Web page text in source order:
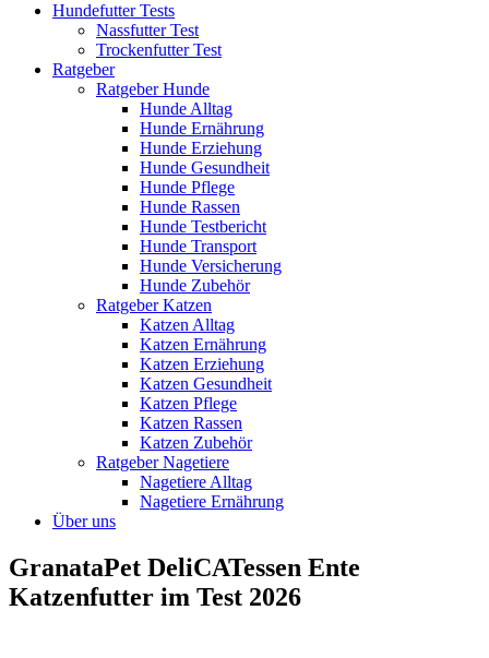
Hundefutter Tests
Nassfutter Test
Trockenfutter Test
Ratgeber
Ratgeber Hunde
Hunde Alltag
Hunde Ernährung
Hunde Erziehung
Hunde Gesundheit
Hunde Pflege
Hunde Rassen
Hunde Testbericht
Hunde Transport
Hunde Versicherung
Hunde Zubehör
Ratgeber Katzen
Katzen Alltag
Katzen Ernährung
Katzen Erziehung
Katzen Gesundheit
Katzen Pflege
Katzen Rassen
Katzen Zubehör
Ratgeber Nagetiere
Nagetiere Alltag
Nagetiere Ernährung
Über uns
GranataPet DeliCATessen Ente
Katzenfutter im Test 2026